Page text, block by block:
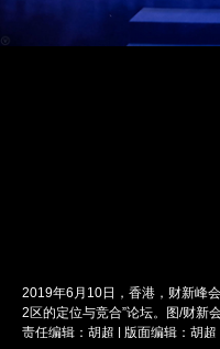
2019年6月10日，香港，财新峰
2区的定位与竞合”论坛。图/财新
责任编辑：胡超 | 版面编辑：胡超